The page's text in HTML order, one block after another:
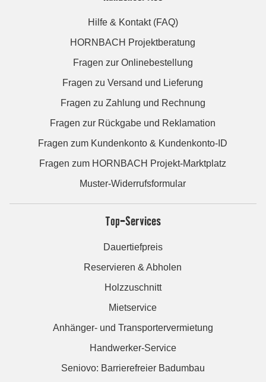
Hilfe & Kontakt (FAQ)
HORNBACH Projektberatung
Fragen zur Onlinebestellung
Fragen zu Versand und Lieferung
Fragen zu Zahlung und Rechnung
Fragen zur Rückgabe und Reklamation
Fragen zum Kundenkonto & Kundenkonto-ID
Fragen zum HORNBACH Projekt-Marktplatz
Muster-Widerrufsformular
Top-Services
Dauertiefpreis
Reservieren & Abholen
Holzzuschnitt
Mietservice
Anhänger- und Transportervermietung
Handwerker-Service
Seniovo: Barrierefreier Badumbau